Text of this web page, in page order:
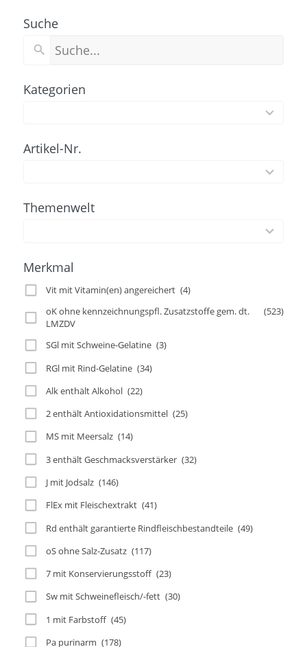
Suche
Kategorien
97
Artikel-Nr.
100
Themenwelt
2
Merkmal
Vit mit Vitamin(en) angereichert (4)
oK ohne kennzeichnungspfl. Zusatzstoffe gem. dt.
LMZDV
(523)
SGl mit Schweine-Gelatine (3)
RGl mit Rind-Gelatine (34)
Alk enthält Alkohol (22)
2 enthält Antioxidationsmittel (25)
MS mit Meersalz (14)
3 enthält Geschmacksverstärker (32)
J mit Jodsalz (146)
FlEx mit Fleischextrakt (41)
Rd enthält garantierte Rindfleischbestandteile (49)
oS ohne Salz-Zusatz (117)
7 mit Konservierungsstoff (23)
Sw mit Schweinefleisch/-fett (30)
1 mit Farbstoff (45)
Pa purinarm (178)